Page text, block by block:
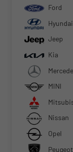
Ford
Hyundai
Jeep
Kia
MINI
Nissan
Opel
Peugeot